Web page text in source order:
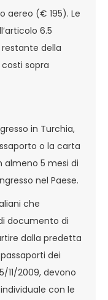
aereo (€ 195). Le
6.5
della
sopra
in Turchia,
o la carta
almeno 5 mesi di
nel Paese.
che
documento di
dalla predetta
dei
2009, devono
con le